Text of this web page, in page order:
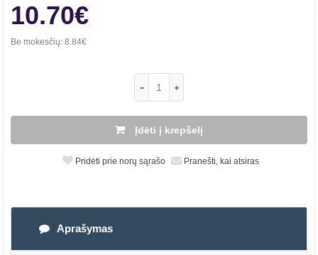
10.70€
Be mokesčių: 8.84€
Įdėti į krepšelį
Pridėti prie norų sąrašo Pranešti, kai atsiras
Aprašymas